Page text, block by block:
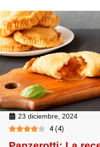
23 diciembre, 2024
4 (4)